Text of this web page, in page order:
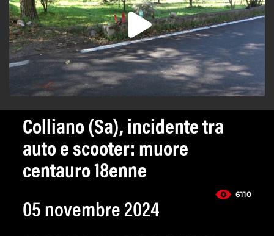
Colliano (Sa), incidente tra
auto e scooter: muore
centauro 18enne
6110
05 novembre 2024